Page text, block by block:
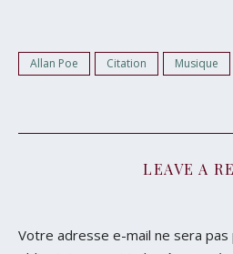
Allan Poe Citation Musique
LEAVE A
Votre adresse e-mail ne sera pas